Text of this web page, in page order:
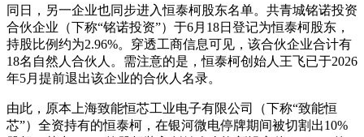
同日，另一企业也同步进入恒泰柯股东名单。共青城铭诺投资
合伙企业（下称“铭诺投资”）于6月18日登记为恒泰柯股东，
持股比例约为2.96%。穿透工商信息可见，该合伙企业合计有
18名自然人合伙人。需注意的是，恒泰柯创始人王飞已于2026
年5月提前退出该企业的合伙人名录。
由此，原本上海致能恒芯工业电子有限公司（下称“致能恒
芯”）全资持有的恒泰柯，在银河微电停牌期间被切割出10%